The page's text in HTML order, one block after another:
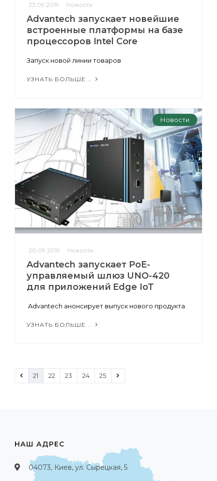
23.09.2019 Новости
Advantech запускает новейшие
встроенные платформы на базе
процессоров Intel Core
Запуск новой линии товаров
УЗНАТЬ БОЛЬШЕ...
Новости
20.09.2019 Новости
Advantech запускает PoE-
управляемый шлюз UNO-420
для приложений Edge IoT
Advantech анонсирует выпуск нового продукта
УЗНАТЬ БОЛЬШЕ...
21 22 23 24 25
НАШ АДРЕС
04073, Киев, ул. Сырецкая, 5